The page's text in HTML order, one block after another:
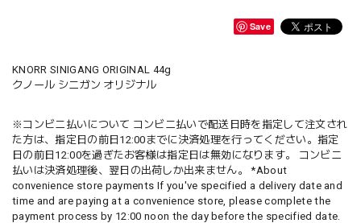
Save
KNORR SINIGANG ORIGINAL 44g
クノール シニガン オリジナル
※コンビニ払いについて コンビニ払いで配送日時を指定して注文され
た方は、指定日の前日12:00までに決済処理を行ってください。指定
日の前日12:00を過ぎたお客様は指定日は無効になります。 コンビニ
払いは決済処理後、翌日の出荷しか出来ません。 *About
convenience store payments If you've specified a delivery date and
time and are paying at a convenience store, please complete the
payment process by 12:00 noon the day before the specified date.